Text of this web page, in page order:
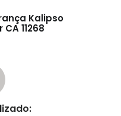
Kalipso
11268